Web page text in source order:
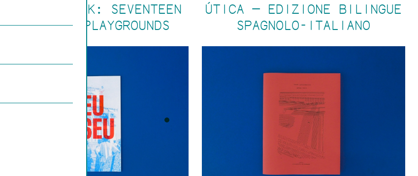
ALDO VAN EYCK: SEVENTEEN
18, 19... PLAYGROUNDS
ÚTICA — EDIZIONE BILINGUE
SPAGNOLO-ITALIANO